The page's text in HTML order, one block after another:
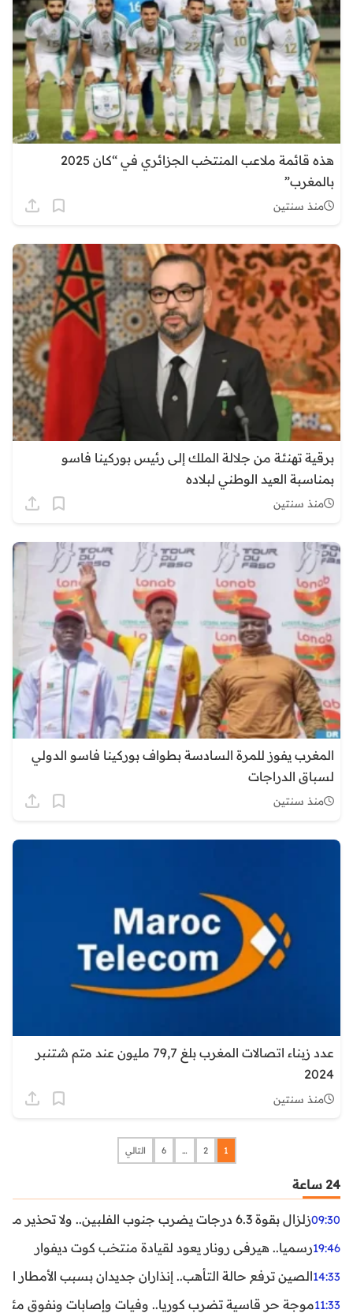
هذه قائمة ملاعب المنتخب الجزائري في “كان 2025
بالمغرب”
منذ سنتين
برقية تهنئة من جلالة الملك إلى رئيس بوركينا فاسو
بمناسبة العيد الوطني لبلاده
منذ سنتين
المغرب يفوز للمرة السادسة بطواف بوركينا فاسو الدولي
لسباق الدراجات
منذ سنتين
عدد زبناء اتصالات المغرب بلغ 79,7 مليون عند متم شتنبر
2024
منذ سنتين
1
2
…
6 التالي
24 ساعة
09:30زلزال بقوة 6.3 درجات يضرب جنوب الفلبين.. ولا تحذير من تسونامي حتى الآن
19:46رسميا.. هيرفي رونار يعود لقيادة منتخب كوت ديفوار
14:33الصين ترفع حالة التأهب.. إنذاران جديدان بسبب الأمطار
11:33موجة حر قاسية تضرب كوريا.. وفيات وإصابات ونفوق مئات